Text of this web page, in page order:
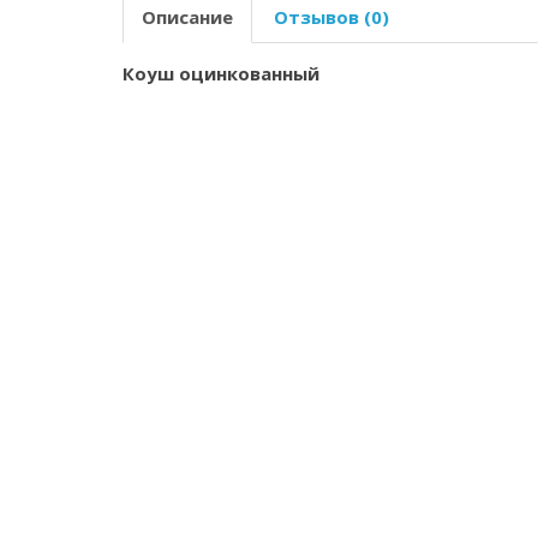
Описание Отзывов (0)
Коуш оцинкованный